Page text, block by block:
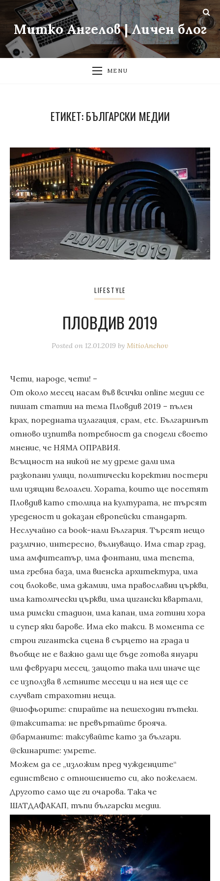
Митко Ангелов | Личен блог
MENU
ЕТИКЕТ:БЪЛГАРСКИ МЕДИИ
LIFESTYLE
ПЛОВДИВ 2019
Posted on 12.01.2019 by MitioAnchov
Чети, народе, чети! –
От около месец насам във всички online медии се
пишат статии на тема Пловдив 2019 – пълен
крах, поредната излагация, срам, etc. Българинът
отново изпитва потребност да сподели своето
мнение, че НЯМА ОПРАВИЯ.
Всъщност на никой не му дреме дали има
разкопани улици, политически коректни постери
или изящни велоалеи. Хората, които ще посетят
Пловдив като столица на културата, не търсят
уреденост и доказан европейски стандарт.
Неслучайно са book-нали България. Търсят нещо
различно, интересно, вълнуващо. Има стар град,
има амфитеатър, има фонтани, има тепета,
има гребна база, има виенска архитектура, има
соц блокове, има джамии, има православни църкви,
има католически църкви, има цигански квартали,
има римски стадион, има капан, има готини хора
и супер яки барове. Има еко такси. В момента се
строи гигантска сцена в сърцето на града и
въобще не е важно дали ще бъде готова януари
или февруари месец, защото така или иначе ще
се използва в летните месеци и на нея ще се
случват страхотни неща.
@шофьорите: спирайте на пешеходни пътеки.
@такситата: не превъртайте брояча.
@барманите: таксувайте като за българи.
@скинарите: умрете.
Можем да се „изложим пред чужденците“
единствено с отношението си, ако пожелаем.
Другото само ще ги очарова. Така че
ШАТДАФАКАП, тъпи български медии.